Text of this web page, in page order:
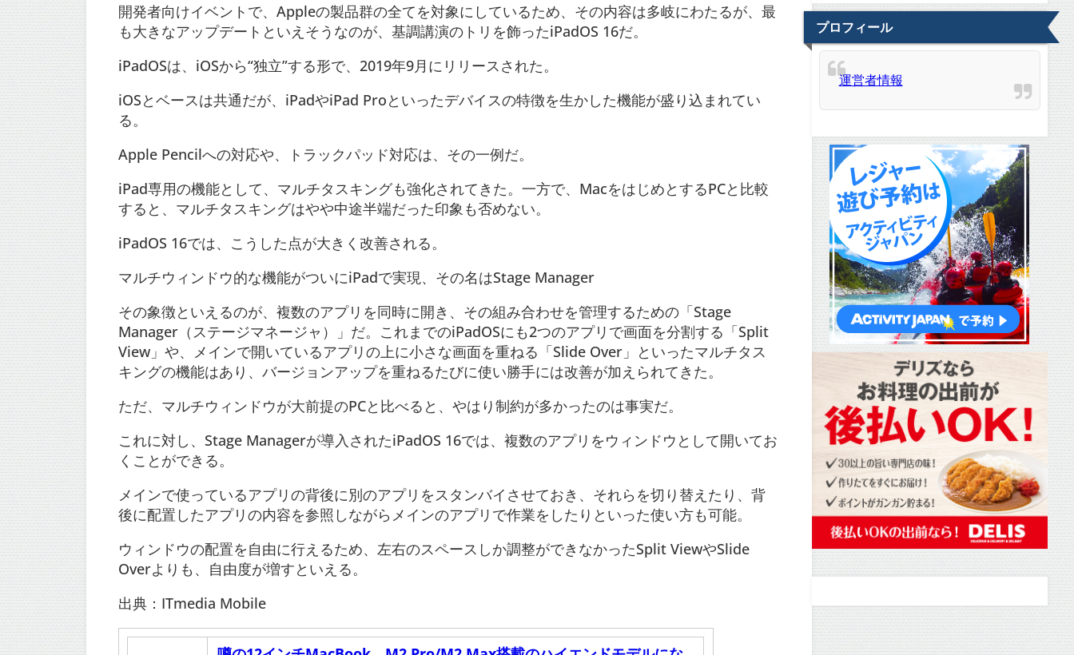
開発者向けイベントで、Appleの製品群の全てを対象にしているため、その内容は多岐にわたるが、最
も大きなアップデートといえそうなのが、基調講演のトリを飾ったiPadOS 16だ。
iPadOSは、iOSから“独立”する形で、2019年9月にリリースされた。
iOSとベースは共通だが、iPadやiPad Proといったデバイスの特徴を生かした機能が盛り込まれてい
る。
Apple Pencilへの対応や、トラックパッド対応は、その一例だ。
iPad専用の機能として、マルチタスキングも強化されてきた。一方で、MacをはじめとするPCと比較
すると、マルチタスキングはやや中途半端だった印象も否めない。
iPadOS 16では、こうした点が大きく改善される。
マルチウィンドウ的な機能がついにiPadで実現、その名はStage Manager
その象徴といえるのが、複数のアプリを同時に開き、その組み合わせを管理するための「Stage
Manager（ステージマネージャ）」だ。これまでのiPadOSにも2つのアプリで画面を分割する「Split
View」や、メインで開いているアプリの上に小さな画面を重ねる「Slide Over」といったマルチタス
キングの機能はあり、バージョンアップを重ねるたびに使い勝手には改善が加えられてきた。
ただ、マルチウィンドウが大前提のPCと比べると、やはり制約が多かったのは事実だ。
これに対し、Stage Managerが導入されたiPadOS 16では、複数のアプリをウィンドウとして開いてお
くことができる。
メインで使っているアプリの背後に別のアプリをスタンバイさせておき、それらを切り替えたり、背
後に配置したアプリの内容を参照しながらメインのアプリで作業をしたりといった使い方も可能。
ウィンドウの配置を自由に行えるため、左右のスペースしか調整ができなかったSplit ViewやSlide
Overよりも、自由度が増すといえる。
出典：ITmedia Mobile
プロフィール
運営者情報